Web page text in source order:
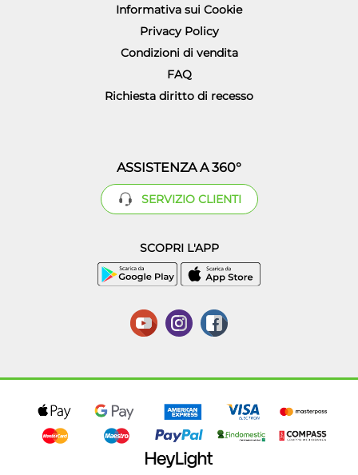
Informativa sui Cookie
Privacy Policy
Condizioni di vendita
FAQ
Richiesta diritto di recesso
ASSISTENZA A 360°
SERVIZIO CLIENTI
SCOPRI L'APP